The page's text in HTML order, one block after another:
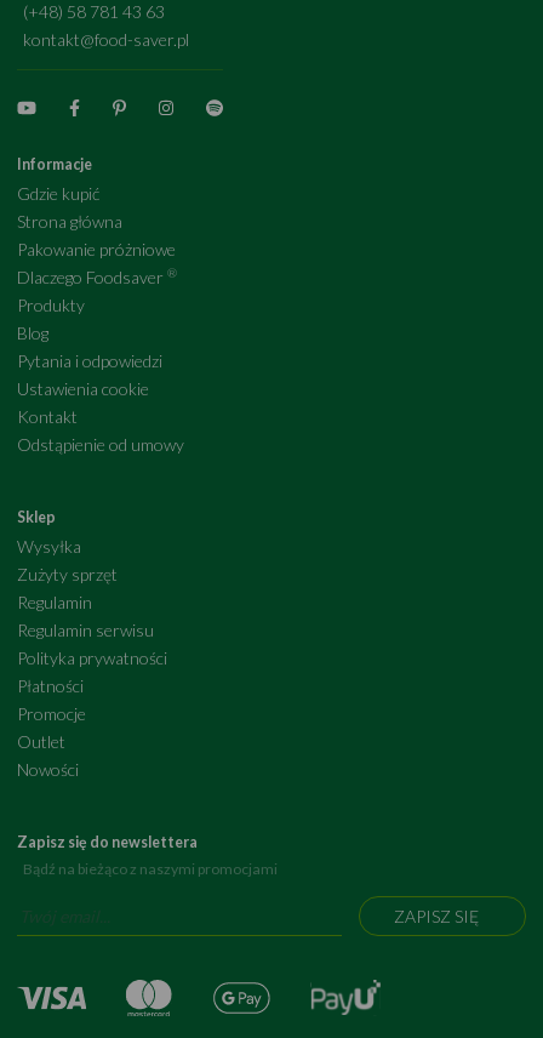
(+48) 58 781 43 63
kontakt@food-saver.pl
Informacje
Gdzie kupić
Strona główna
Pakowanie próżniowe
Dlaczego Foodsaver ®
Produkty
Blog
Pytania i odpowiedzi
Ustawienia cookie
Kontakt
Odstąpienie od umowy
Sklep
Wysyłka
Zużyty sprzęt
Regulamin
Regulamin serwisu
Polityka prywatności
Płatności
Promocje
Outlet
Nowości
Zapisz się do newslettera
Bądź na bieżąco z naszymi promocjami
ZAPISZ SIĘ